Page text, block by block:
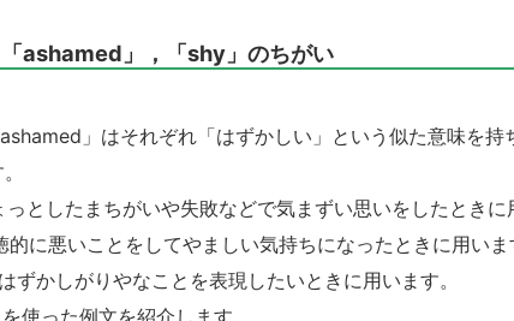
ashamed」，「shy」のちがい
」はそれぞれ「はずかしい」という似た意味を持
としたまちがいや失敗などで気まずい思いをしたときに
的に悪いことをしてやましい気持ちになったときに用いま
ずかしがりやなことを表現したいときに用います。
使った例文を紹介します。